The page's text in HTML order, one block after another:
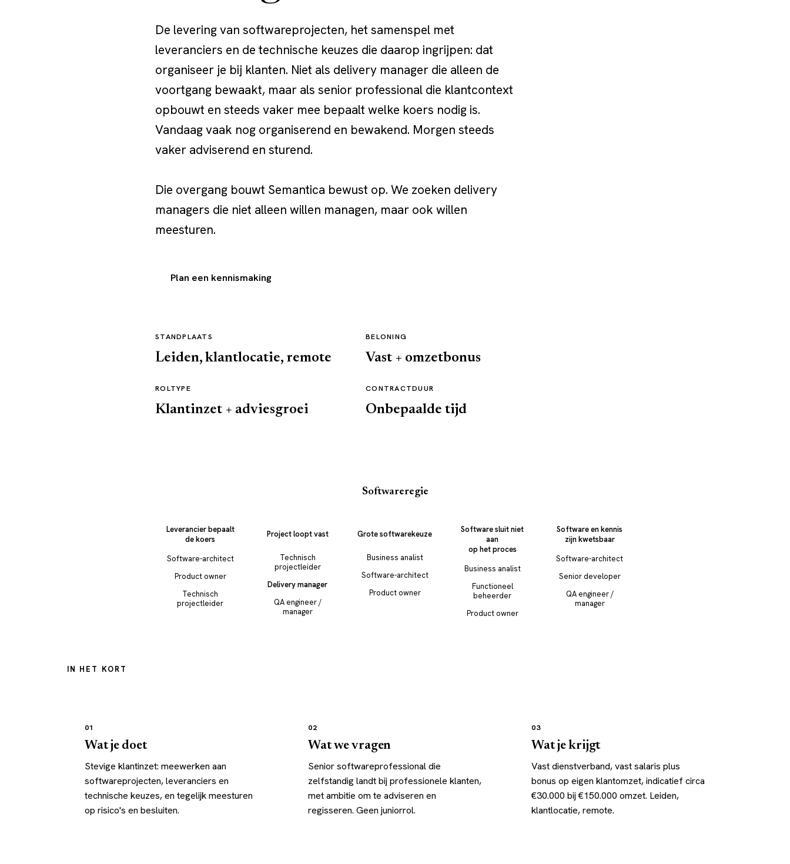
De levering van softwareprojecten, het samenspel met
leveranciers en de technische keuzes die daarop ingrijpen: dat
organiseer je bij klanten. Niet als delivery manager die alleen de
voortgang bewaakt, maar als senior professional die klantcontext
opbouwt en steeds vaker mee bepaalt welke koers nodig is.
Vandaag vaak nog organiserend en bewakend. Morgen steeds
vaker adviserend en sturend.
Die overgang bouwt Semantica bewust op. We zoeken delivery
managers die niet alleen willen managen, maar ook willen
meesturen.
Plan een kennismaking
STANDPLAATS
Leiden, klantlocatie, remote
BELONING
Vast + omzetbonus
ROLTYPE
Klantinzet + adviesgroei
CONTRACTDUUR
Onbepaalde tijd
Softwareregie
Leverancier bepaalt
de koers
Software-architect
Product owner
Technisch
projectleider
Project loopt vast
Technisch
projectleider
Delivery manager
QA engineer /
manager
Grote softwarekeuze
Business analist
Software-architect
Product owner
Software sluit niet
aan
op het proces
Business analist
Functioneel
beheerder
Product owner
Software en kennis
zijn kwetsbaar
Software-architect
Senior developer
QA engineer /
manager
In het kort
IN HET KORT
01
Wat je doet
Stevige klantinzet: meewerken aan
softwareprojecten, leveranciers en
technische keuzes, en tegelijk meesturen
op risico's en besluiten.
02
Wat we vragen
Senior softwareprofessional die
zelfstandig landt bij professionele klanten,
met ambitie om te adviseren en
regisseren. Geen juniorrol.
03
Wat je krijgt
Vast dienstverband, vast salaris plus
bonus op eigen klantomzet, indicatief circa
€30.000 bij €150.000 omzet. Leiden,
klantlocatie, remote.